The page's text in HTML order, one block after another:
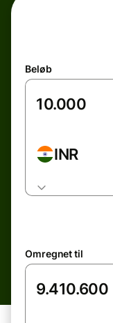
Beløb
INR
Omregnet til